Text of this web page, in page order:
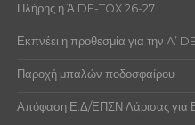
Πλήρης η Ά DE-TOX 26-27
Εκπνέει η προθεσμία για την A’
Παροχή μπαλών ποδοσφαίρου
Απόφαση Ε.Δ/ΕΠΣΝ Λάρισας για